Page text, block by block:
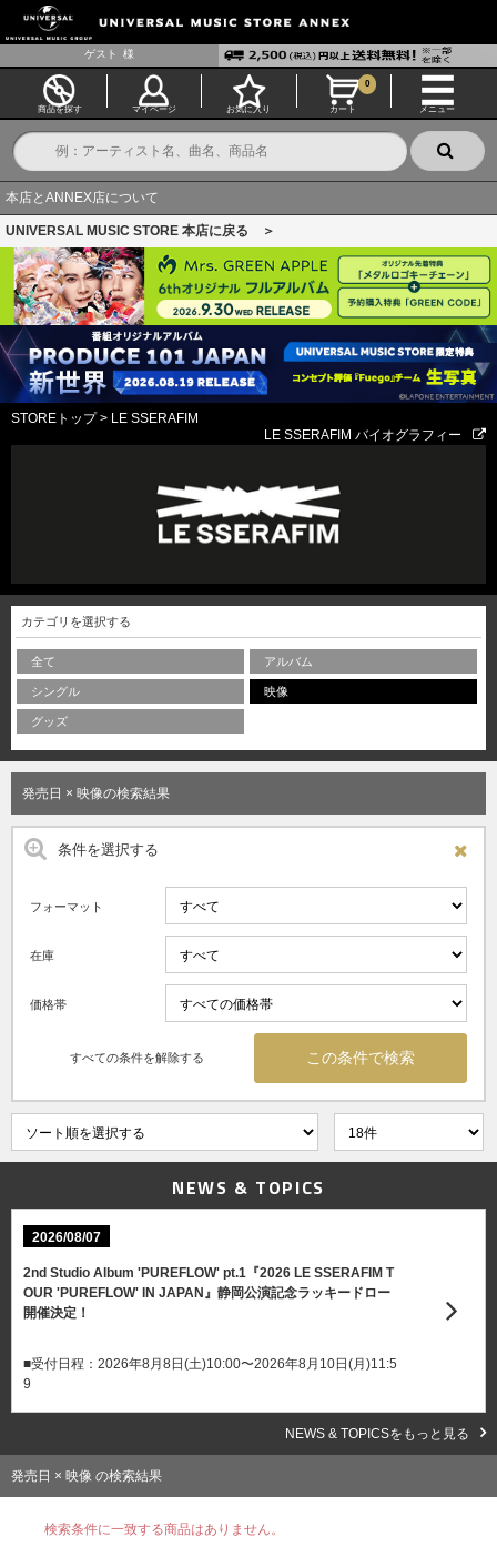
ゲスト 様
商品を探す マイページ お気に入り カート
0
メニュー
本店とANNEX店について
UNIVERSAL MUSIC STORE 本店に戻る ＞
STOREトップ> LE SSERAFIM
LE SSERAFIM バイオグラフィー
カテゴリを選択する
全て アルバム
シングル 映像
グッズ
発売日 × 映像の検索結果
条件を選択する
フォーマット
在庫
価格帯
すべての条件を解除する
NEWS & TOPICS
2026/08/07
2nd Studio Album 'PUREFLOW' pt.1『2026 LE SSERAFIM T
OUR 'PUREFLOW' IN JAPAN』静岡公演記念ラッキードロー
開催決定！
■受付日程：2026年8月8日(土)10:00〜2026年8月10日(月)11:5
9
NEWS & TOPICSをもっと見る
発売日 × 映像 の検索結果
検索条件に一致する商品はありません。